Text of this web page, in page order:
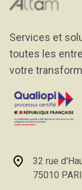
Services et
toutes les
votre
32 rue
75010